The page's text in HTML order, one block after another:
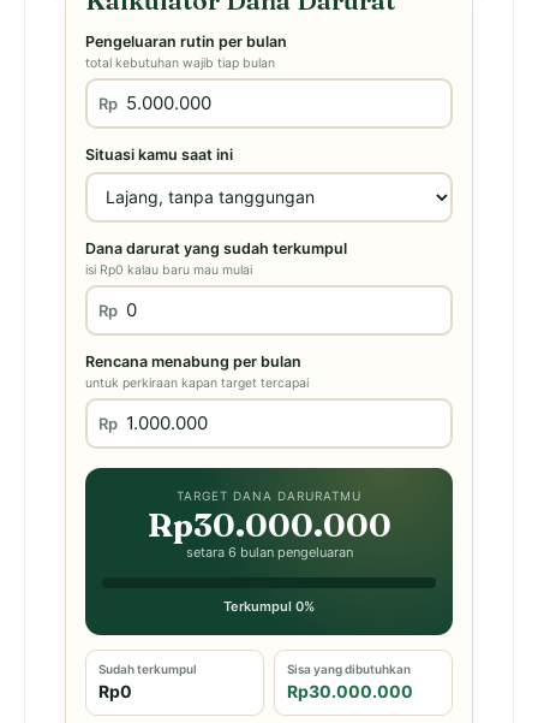
Pengeluaran rutin per bulan
total kebutuhan wajib tiap bulan
Rp
Situasi kamu saat ini
Dana darurat yang sudah terkumpul
isi Rp0 kalau baru mau mulai
Rp
Rencana menabung per bulan
untuk perkiraan kapan target tercapai
Rp
TARGET DANA DARURATMU
Rp30.000.000
setara 6 bulan pengeluaran
Terkumpul 0%
Sudah terkumpul
Rp0
Sisa yang dibutuhkan
Rp30.000.000